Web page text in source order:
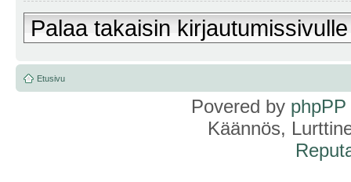
Palaa takaisin kirjautumissivulle
Etusivu
Povered by phpPP
Käännös,